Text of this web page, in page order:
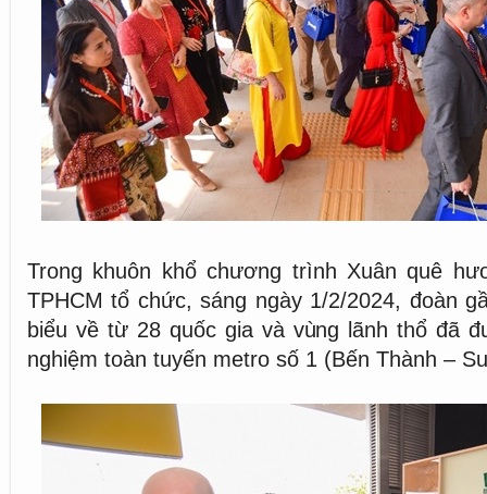
Trong khuôn khổ chương trình Xuân quê
TPHCM tổ chức, sáng ngày 1/2/2024, đoàn
biểu về từ 28 quốc gia và vùng lãnh thổ đã
nghiệm toàn tuyến metro số 1 (Bến Thành –